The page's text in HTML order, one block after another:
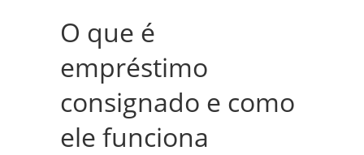
O que é
empréstimo
consignado e como
ele funciona